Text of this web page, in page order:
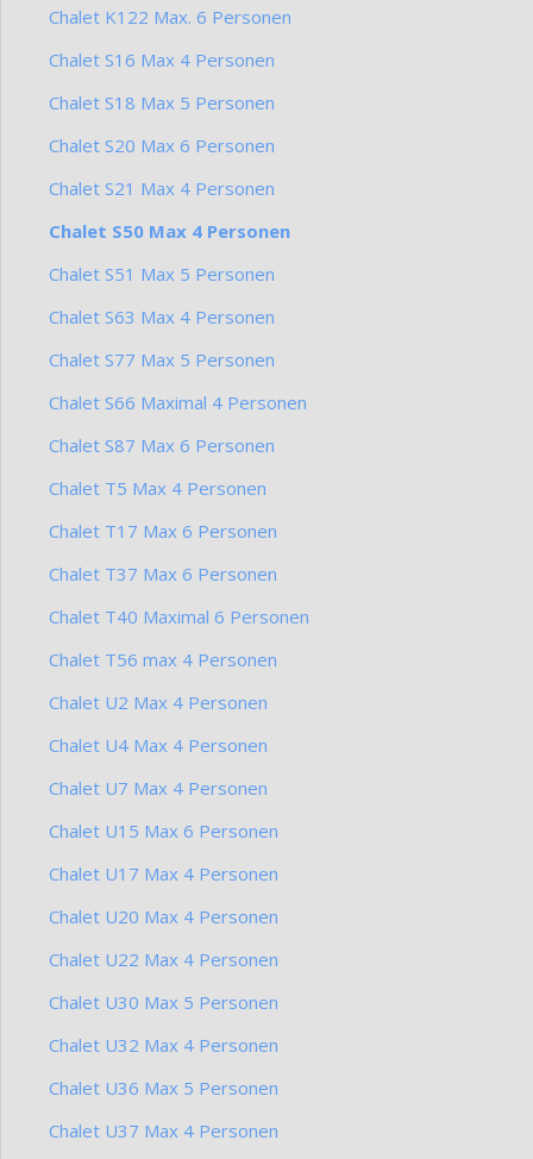
Chalet K122 Max. 6 Personen
Chalet S16 Max 4 Personen
Chalet S18 Max 5 Personen
Chalet S20 Max 6 Personen
Chalet S21 Max 4 Personen
Chalet S50 Max 4 Personen
Chalet S51 Max 5 Personen
Chalet S63 Max 4 Personen
Chalet S77 Max 5 Personen
Chalet S66 Maximal 4 Personen
Chalet S87 Max 6 Personen
Chalet T5 Max 4 Personen
Chalet T17 Max 6 Personen
Chalet T37 Max 6 Personen
Chalet T40 Maximal 6 Personen
Chalet T56 max 4 Personen
Chalet U2 Max 4 Personen
Chalet U4 Max 4 Personen
Chalet U7 Max 4 Personen
Chalet U15 Max 6 Personen
Chalet U17 Max 4 Personen
Chalet U20 Max 4 Personen
Chalet U22 Max 4 Personen
Chalet U30 Max 5 Personen
Chalet U32 Max 4 Personen
Chalet U36 Max 5 Personen
Chalet U37 Max 4 Personen